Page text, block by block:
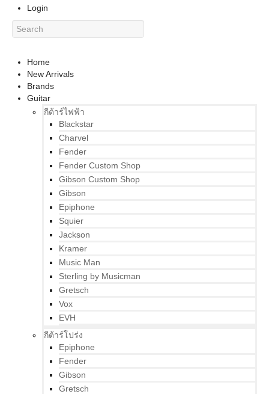
Login
Home
New Arrivals
Brands
Guitar
กีต้าร์ไฟฟ้า
Blackstar
Charvel
Fender
Fender Custom Shop
Gibson Custom Shop
Gibson
Epiphone
Squier
Jackson
Kramer
Music Man
Sterling by Musicman
Gretsch
Vox
EVH
กีต้าร์โปร่ง
Epiphone
Fender
Gibson
Gretsch